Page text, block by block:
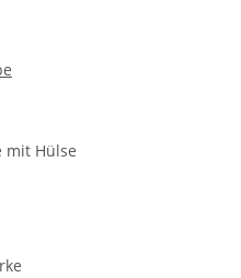
mit Hülse